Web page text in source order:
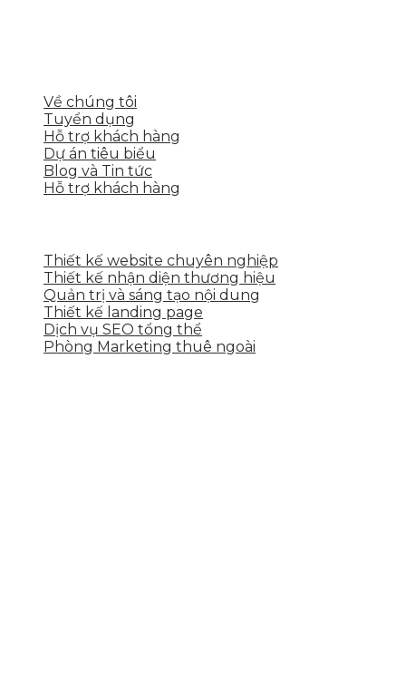
Về chúng tôi
Tuyển dụng
Hỗ trợ khách hàng
Dự án tiêu biểu
Blog và Tin tức
Hỗ trợ khách hàng
Thiết kế website chuyên nghiệp
Thiết kế nhận diện thương hiệu
Quản trị và sáng tạo nội dung
Thiết kế landing page
Dịch vụ SEO tổng thể
Phòng Marketing thuê ngoài